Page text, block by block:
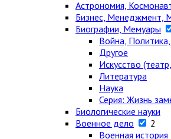
Астрономия,
Бизнес, Менеджмент,
Биографии, Мемуары
Война,
Другое
Искусство
Литература
Наука
Серия: Жизнь
Биологические науки
Военное дело
2
Военная история